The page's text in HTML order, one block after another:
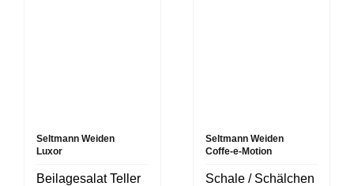
Seltmann Weiden
Luxor
Beilagesalat Teller
Seltmann Weiden
Coffe-e-Motion
Schale / Schälchen